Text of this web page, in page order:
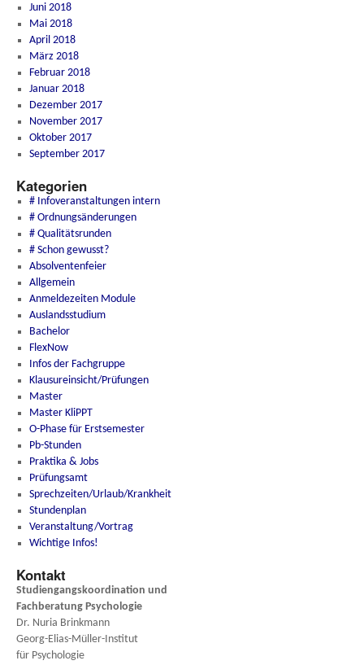
Juni 2018
Mai 2018
April 2018
März 2018
Februar 2018
Januar 2018
Dezember 2017
November 2017
Oktober 2017
September 2017
Kategorien
# Infoveranstaltungen intern
# Ordnungsänderungen
# Qualitätsrunden
# Schon gewusst?
Absolventenfeier
Allgemein
Anmeldezeiten Module
Auslandsstudium
Bachelor
FlexNow
Infos der Fachgruppe
Klausureinsicht/Prüfungen
Master
Master KliPPT
O-Phase für Erstsemester
Pb-Stunden
Praktika & Jobs
Prüfungsamt
Sprechzeiten/Urlaub/Krankheit
Stundenplan
Veranstaltung/Vortrag
Wichtige Infos!
Kontakt
Studiengangskoordination und
Fachberatung Psychologie
Dr. Nuria Brinkmann
Georg-Elias-Müller-Institut
für Psychologie